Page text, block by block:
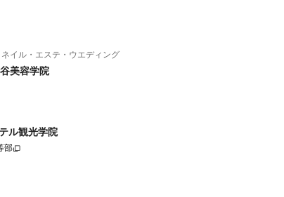
イル・エステ・ウエディング
美容学院
ル観光学院
部